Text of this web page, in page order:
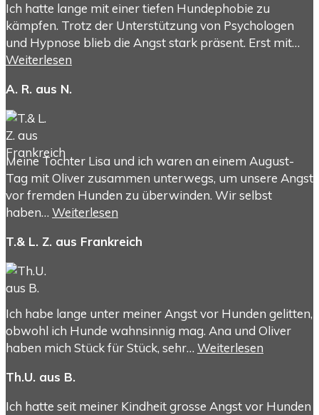
Ich hatte lange mit einer tiefen Hundephobie zu
kämpfen. Trotz der Unterstützung von Psychologen
und Hypnose blieb die Angst stark präsent. Erst mit…
Weiterlesen
A. R. aus N.
Meine Tochter Lisa und ich waren an einem August-
Tag mit Oliver zusammen unterwegs, um unsere Angst
vor fremden Hunden zu überwinden. Wir selbst
haben… Weiterlesen
T.& L. Z. aus Frankreich
Ich habe lange unter meiner Angst vor Hunden gelitten,
obwohl ich Hunde wahnsinnig mag. Ana und Oliver
haben mich Stück für Stück, sehr… Weiterlesen
Th.U. aus B.
Ich hatte seit meiner Kindheit grosse Angst vor Hunden